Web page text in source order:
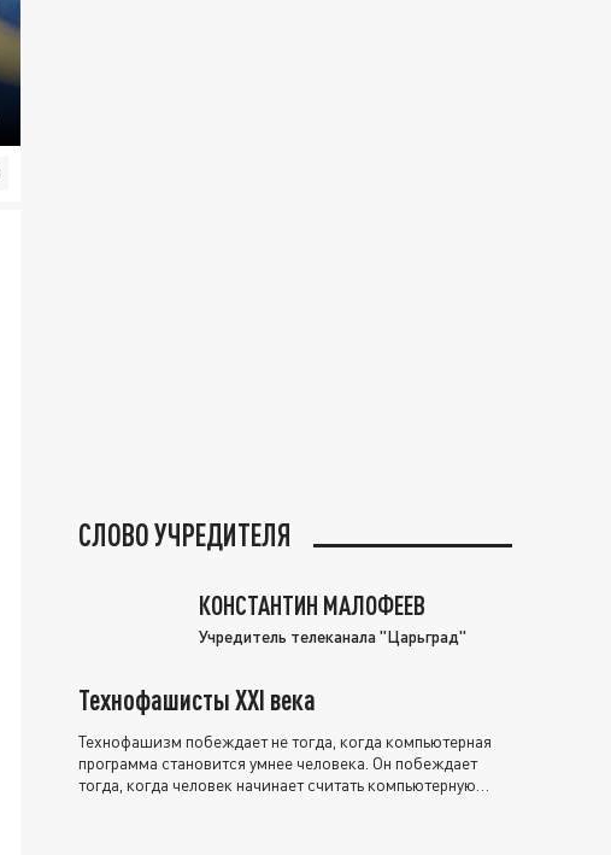
СЛОВО УЧРЕДИТЕЛЯ
КОНСТАНТИН МАЛОФЕЕВ
Учредитель телеканала "Царьград"
Технофашисты XXI века
Технофашизм побеждает не тогда, когда компьютерная
программа становится умнее человека. Он побеждает
тогда, когда человек начинает считать компьютерную